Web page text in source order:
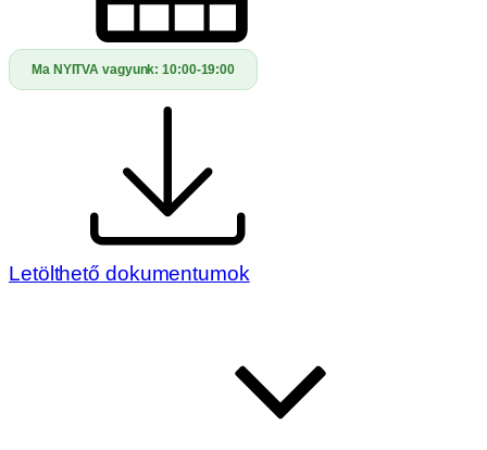
Ma NYITVA vagyunk:10:00-19:00
Letölthető dokumentumok